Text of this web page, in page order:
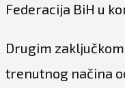
Federacija BiH u
Drugim
trenutnog načina